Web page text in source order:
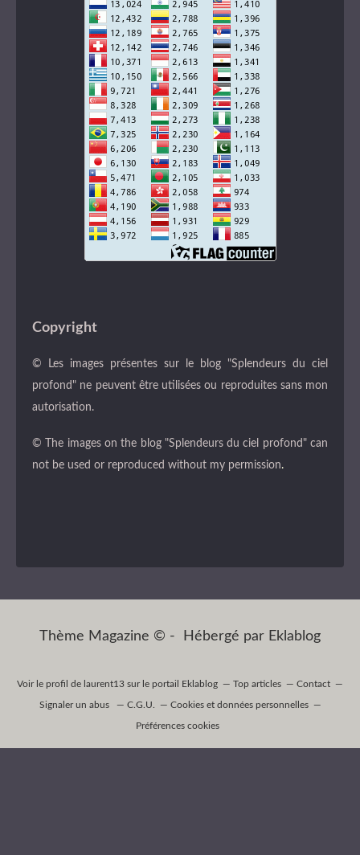
Copyright
© Les images présentes sur le blog "Splendeurs du ciel
profond" ne peuvent être utilisées ou reproduites sans mon
autorisation.
© The images on the blog "Splendeurs du ciel profond" can
not be used or reproduced without my permission.
Thème Magazine © - Hébergé par Eklablog
Voir le profil de laurent13 sur le portail Eklablog Top articles Contact
Signaler un abus C.G.U. Cookies et données personnelles
Préférences cookies